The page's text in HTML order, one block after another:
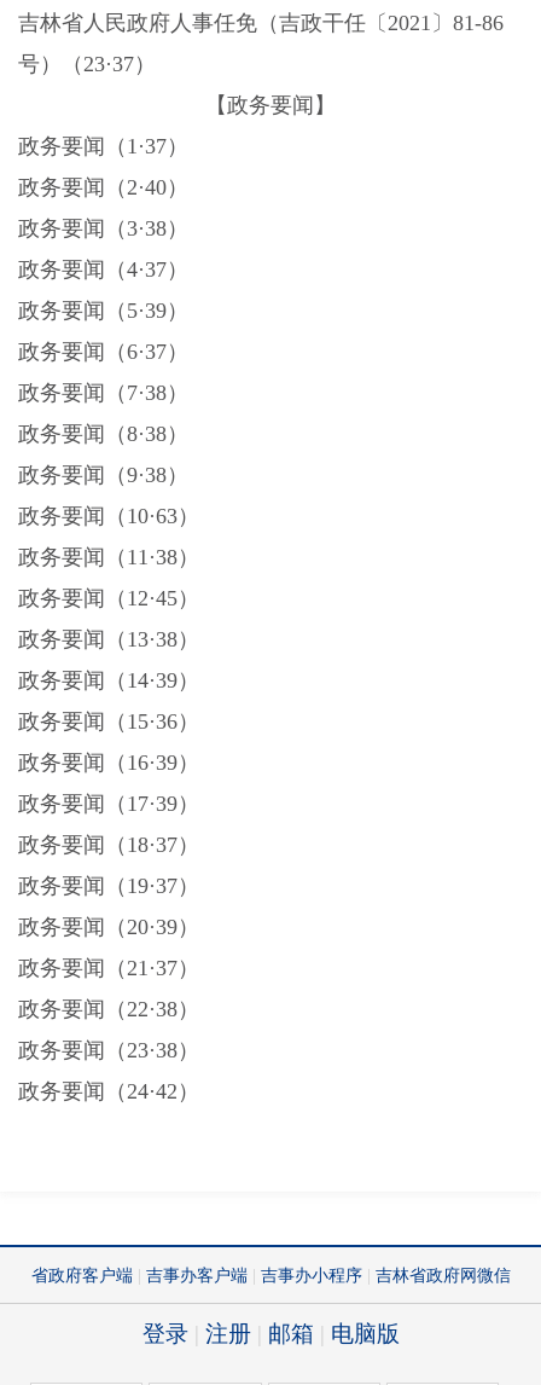
吉林省人民政府人事任免（吉政干任〔2021〕81-86
号）（23·37）
【政务要闻】
政务要闻（1·37）
政务要闻（ 2·40）
政务要闻（ 3·38）
政务要闻（4·37）
政务要闻（ 5·39）
政务要闻（6·37）
政务要闻（ 7·38）
政务要闻（8·38）
政务要闻（9·38）
政务要闻（ 10·63）
政务要闻（ 11·38）
政务要闻（ 12·45）
政务要闻（ 13·38）
政务要闻（ 14·39）
政务要闻（ 15·36）
政务要闻（ 16·39）
政务要闻（ 17·39）
政务要闻（ 18·37）
政务要闻（ 19·37）
政务要闻（ 20·39）
政务要闻（ 21·37）
政务要闻（ 22·38）
政务要闻（ 23·38）
政务要闻（ 24·42）